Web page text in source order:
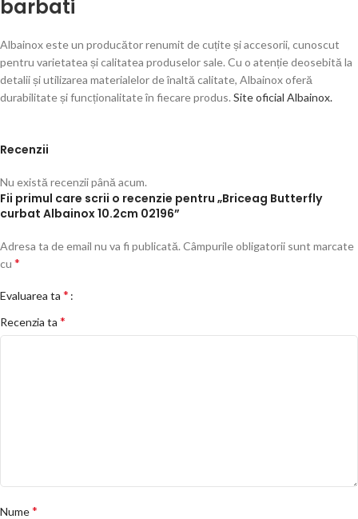
barbati
Albainox este un producător renumit de cuțite și accesorii, cunoscut
pentru varietatea și calitatea produselor sale. Cu o atenție deosebită la
detalii și utilizarea materialelor de înaltă calitate, Albainox oferă
durabilitate și funcționalitate în fiecare produs. Site oficial Albainox.
Recenzii
Nu există recenzii până acum.
Fii primul care scrii o recenzie pentru „Briceag Butterfly
curbat Albainox 10.2cm 02196”
Adresa ta de email nu va fi publicată. Câmpurile obligatorii sunt marcate
cu *
Evaluarea ta *
Recenzia ta *
Nume*